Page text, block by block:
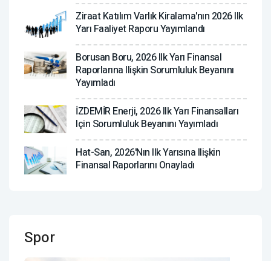
Ziraat Katılım Varlık Kiralama'nın 2026 Ilk
Yarı Faaliyet Raporu Yayımlandı
Borusan Boru, 2026 Ilk Yarı Finansal
Raporlarına Ilişkin Sorumluluk Beyanını
Yayımladı
İZDEMİR Enerji, 2026 Ilk Yarı Finansalları
Için Sorumluluk Beyanını Yayımladı
Hat-San, 2026'nın Ilk Yarısına Ilişkin
Finansal Raporlarını Onayladı
Spor